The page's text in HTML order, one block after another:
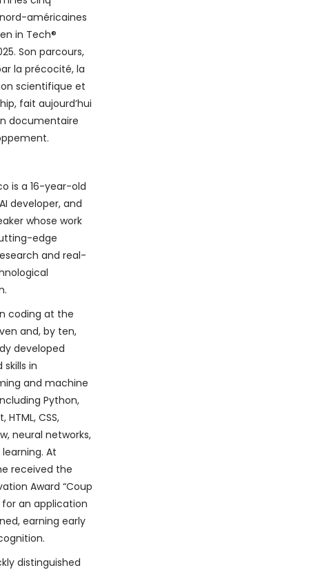
américaines
in Tech®
Son parcours,
la précocité, la
scientifique et
fait aujourd’hui
documentaire
is a 16-year-old
developer, and
whose work
edge
and real-
coding at the
and, by ten,
developed
in
and machine
Python,
HTML, CSS,
neural networks,
At
received the
Award “Coup
an application
earning early
distinguished